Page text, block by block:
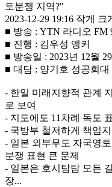
토분쟁 지역?"
2023-12-29 19:16 작게
크
■ 방송 : YTN 라디오 FM
■ 진행 : 김우성 앵커
■ 방송일 : 2023년 12월
■ 대담 : 양기호 성공회
- 한일 미래지향적 관계
로 보여
- 지도에도 11차례 독도
- 국방부 철저하게 책임
- 일본 외부무도 자국영
분쟁 표현 큰 문제
- 일본은 호시탐탐 모든
장...